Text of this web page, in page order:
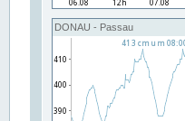
DONAU - Passau